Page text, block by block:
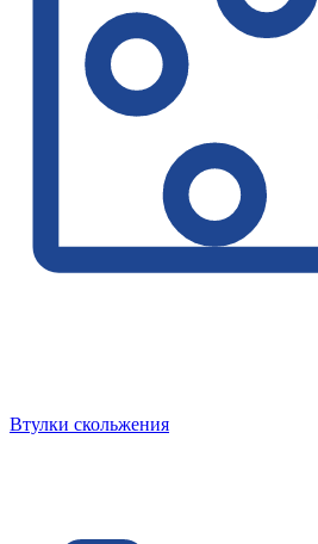
Втулки скольжения